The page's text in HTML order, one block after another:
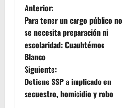
N
a
v
e
g
Anterior:
Para tener un cargo público no
se necesita preparación ni
escolaridad: Cuauhtémoc
Blanco
Siguiente:
Detiene SSP a implicado en
secuestro, homicidio y robo